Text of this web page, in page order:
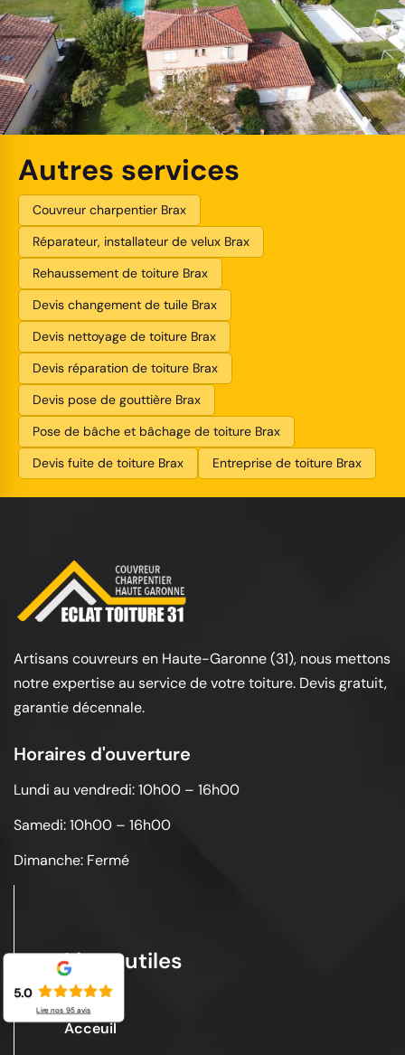
Autres services
Couvreur charpentier Brax
Réparateur, installateur de velux Brax
Rehaussement de toiture Brax
Devis changement de tuile Brax
Devis nettoyage de toiture Brax
Devis réparation de toiture Brax
Devis pose de gouttière Brax
Pose de bâche et bâchage de toiture Brax
Devis fuite de toiture Brax
Entreprise de toiture Brax
Artisans couvreurs en Haute-Garonne (31), nous mettons
notre expertise au service de votre toiture. Devis gratuit,
garantie décennale.
Horaires d'ouverture
Lundi au vendredi: 10h00 – 16h00
Samedi: 10h00 – 16h00
Dimanche: Fermé
Liens utiles
Acceuil
5.0
Lire nos 95avis